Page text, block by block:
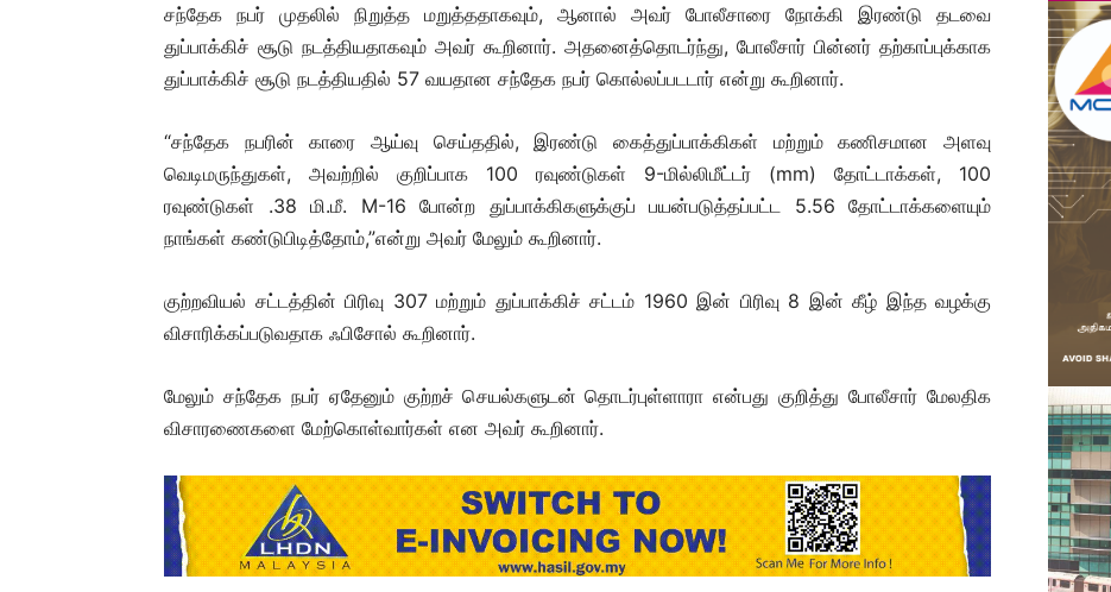
சந்தேக நபர் முதலில் நிறுத்த மறுத்ததாகவும், ஆனால் அவர் போலீசாரை நோக்கி இரண்டு தடவை
துப்பாக்கிச் சூடு நடத்தியதாகவும் அவர் கூறினார். அதனைத்தொடர்ந்து, போலீசார் பின்னர் தற்காப்புக்காக
துப்பாக்கிச் சூடு நடத்தியதில் 57 வயதான சந்தேக நபர் கொல்லப்படடார் என்று கூறினார்.
“சந்தேக நபரின் காரை ஆய்வு செய்ததில், இரண்டு கைத்துப்பாக்கிகள் மற்றும் கணிசமான அளவு
வெடிமருந்துகள், அவற்றில் குறிப்பாக 100 ரவுண்டுகள் 9-மில்லிமீட்டர் (mm) தோட்டாக்கள், 100
ரவுண்டுகள் .38 மி.மீ. M-16 போன்ற துப்பாக்கிகளுக்குப் பயன்படுத்தப்பட்ட 5.56 தோட்டாக்களையும்
நாங்கள் கண்டுபிடித்தோம்,”என்று அவர் மேலும் கூறினார்.
குற்றவியல் சட்டத்தின் பிரிவு 307 மற்றும் துப்பாக்கிச் சட்டம் 1960 இன் பிரிவு 8 இன் கீழ் இந்த வழக்கு
விசாரிக்கப்படுவதாக ஃபிசோல் கூறினார்.
மேலும் சந்தேக நபர் ஏதேனும் குற்றச் செயல்களுடன் தொடர்புள்ளாரா என்பது குறித்து போலீசார் மேலதிக
விசாரணைகளை மேற்கொள்வார்கள் என அவர் கூறினார்.